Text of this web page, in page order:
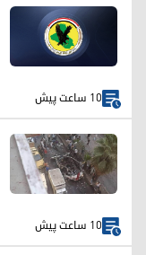
10 ساعت پیش
10 ساعت پیش